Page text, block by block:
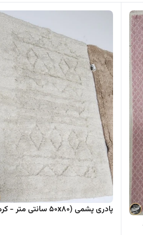
پادری پشمی (50x80 سانتی متر - کرم)